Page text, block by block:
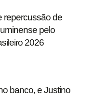
repercussão de
pelo
2026
banco, e Justino